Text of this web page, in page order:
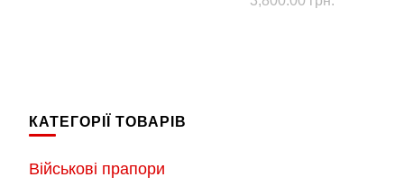
Параметри
вибрати
КАТЕГОРІЇ ТОВАРІВ
Військові прапори